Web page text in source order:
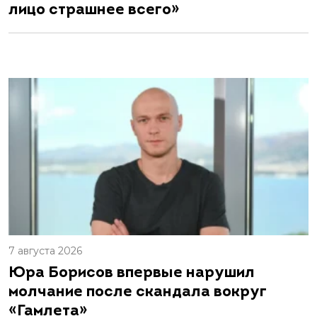
лицо страшнее всего»
7 августа 2026
Юра Борисов впервые нарушил
молчание после скандала вокруг
«Гамлета»